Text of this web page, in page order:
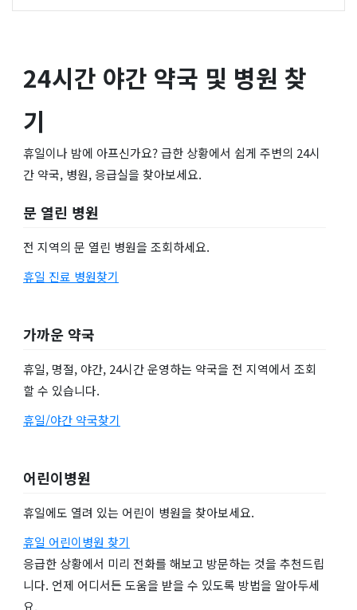
24시간 야간 약국 및 병원 찾
기
휴일이나 밤에 아프신가요? 급한 상황에서 쉽게 주변의 24시
간 약국, 병원, 응급실을 찾아보세요.
문 열린 병원
전 지역의 문 열린 병원을 조회하세요.
휴일 진료 병원찾기
가까운 약국
휴일, 명절, 야간, 24시간 운영하는 약국을 전 지역에서 조회
할 수 있습니다.
휴일/야간 약국찾기
어린이병원
휴일에도 열려 있는 어린이 병원을 찾아보세요.
휴일 어린이병원 찾기
응급한 상황에서 미리 전화를 해보고 방문하는 것을 추천드립
니다. 언제 어디서든 도움을 받을 수 있도록 방법을 알아두세
요.